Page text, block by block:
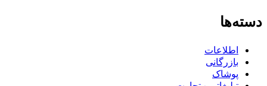
دسته‌ها
اطلاعات
بازرگانی
پوشاک